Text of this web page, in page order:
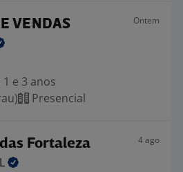
VENDAS Ontem
e 3 anos
Presencial
Fortaleza 4 ago